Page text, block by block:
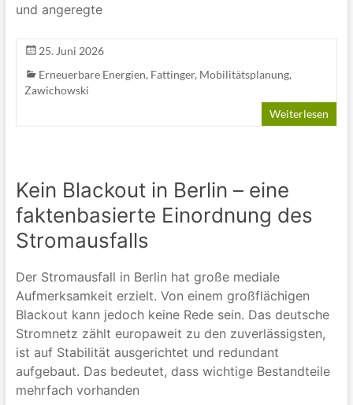
und angeregte
25. Juni 2026
Erneuerbare Energien, Fattinger, Mobilitätsplanung,
Zawichowski
Weiterlesen
Kein Blackout in Berlin – eine
faktenbasierte Einordnung des
Stromausfalls
Der Stromausfall in Berlin hat große mediale
Aufmerksamkeit erzielt. Von einem großflächigen
Blackout kann jedoch keine Rede sein. Das deutsche
Stromnetz zählt europaweit zu den zuverlässigsten,
ist auf Stabilität ausgerichtet und redundant
aufgebaut. Das bedeutet, dass wichtige Bestandteile
mehrfach vorhanden